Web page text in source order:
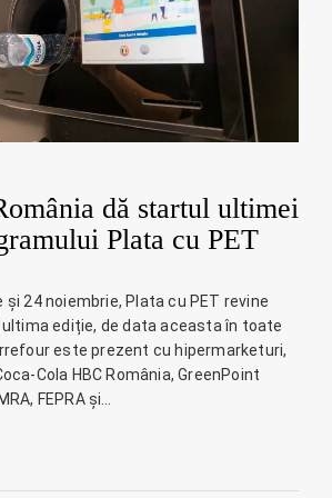
dă startul ultimei
Plata cu PET
și 24 noiembrie, Plata cu PET revine
ediție, de data aceasta în toate
este prezent cu hipermarketuri,
Cola HBC România, GreenPoint
FEPRA și…